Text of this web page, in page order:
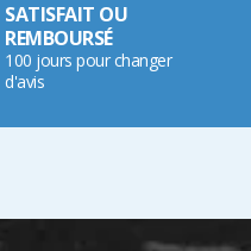
SATISFAIT OU
REMBOURSÉ
100 jours pour changer
d'avis